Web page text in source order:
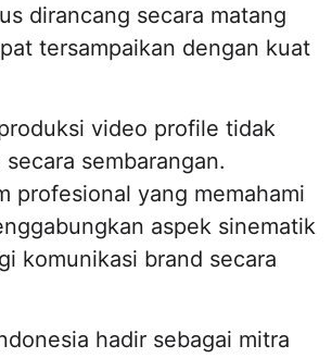
dirancang secara matang
tersampaikan dengan kuat
video profile tidak
sembarangan.
profesional yang memahami
aspek sinematik
komunikasi brand secara
hadir sebagai mitra